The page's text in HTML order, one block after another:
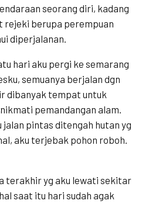
seorang diri, kadang
rejeki berupa perempuan
diperjalanan.
hari aku pergi ke semarang
semuanya berjalan dgn
dibanyak tempat untuk
pemandangan alam.
pintas ditengah hutan yg
aku terjebak pohon roboh.
terakhir yg aku lewati sekitar
saat itu hari sudah agak